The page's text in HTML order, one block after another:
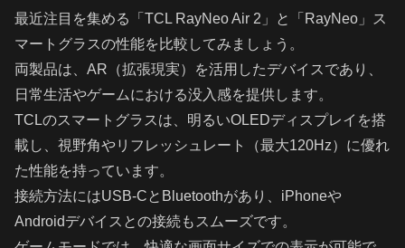
最近注目を集める「TCL RayNeo Air 2」と「RayNeo」ス
マートグラスの性能を比較してみましょう。
両製品は、AR（拡張現実）を活用したデバイスであり、
日常生活やゲームにおける没入感を提供します。
TCLのスマートグラスは、明るいOLEDディスプレイを搭
載し、視野角やリフレッシュレート（最大120Hz）に優れ
た性能を持っています。
接続方法にはUSB-CとBluetoothがあり、iPhoneや
Androidデバイスとの接続もスムーズです。